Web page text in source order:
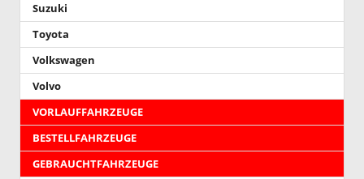
Suzuki
Toyota
Volkswagen
Volvo
VORLAUFFAHRZEUGE
BESTELLFAHRZEUGE
GEBRAUCHTFAHRZEUGE